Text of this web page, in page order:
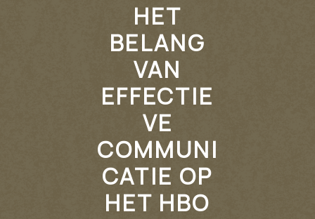
HET
BELANG
VAN
EFFECTIE
VE
COMMUNI
CATIE OP
HET HBO